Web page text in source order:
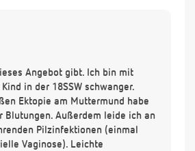
Angebot gibt. Ich bin mit
in der 18SSW schwanger.
Ektopie am Muttermund habe
Blutungen. Außerdem leide ich an
Pilzinfektionen (einmal
Vaginose). Leichte